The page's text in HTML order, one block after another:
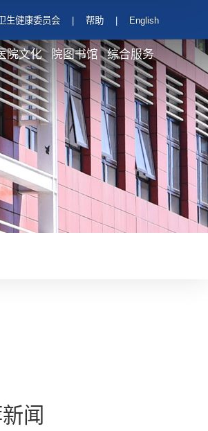
生健康委员会 帮助 English
院文化 院图书馆 综合服务
闻